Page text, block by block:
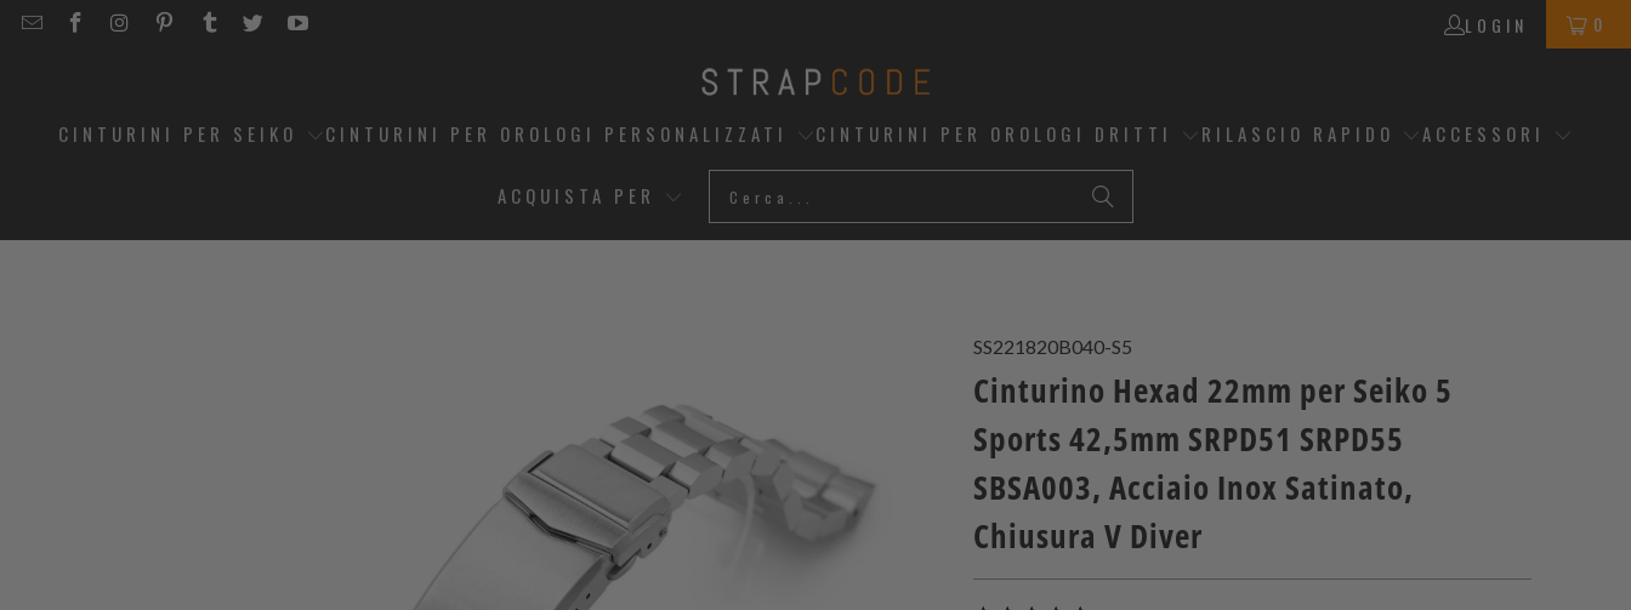
EMAILSTRAPCODE
STRAPCODE
STRAPCODE
STRAPCODE
STRAPCODE
STRAPCODE
LOGIN 0
CINTURINI PER SEIKO CINTURINI PER OROLOGI PERSONALIZZATI CINTURINI PER OROLOGI DRITTI RILASCIO RAPIDO ACCESSORI
ACQUISTA PER
SS221820B040-S5
Cinturino Hexad 22mm per Seiko 5
Sports 42,5mm SRPD51 SRPD55
SBSA003, Acciaio Inox Satinato,
Chiusura V Diver